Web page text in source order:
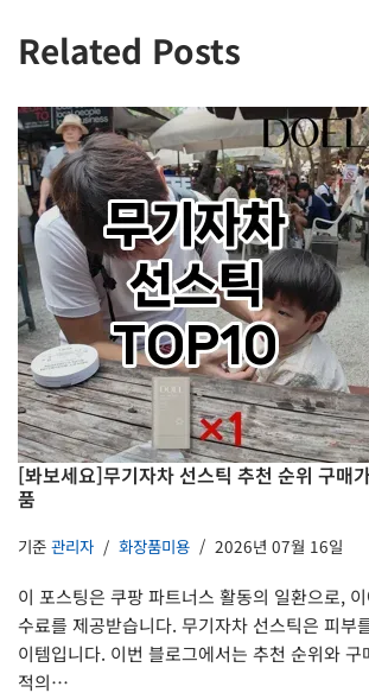
Related Posts
[봐보세요]무기자차 선스틱 추천 순위 구매
품
기준 관리자 화장품미용 2026년 07월 16일
이 포스팅은 쿠팡 파트너스 활동의 일환으로,
수료를 제공받습니다. 무기자차 선스틱은 피부
이템입니다. 이번 블로그에서는 추천 순위와 구
적의…